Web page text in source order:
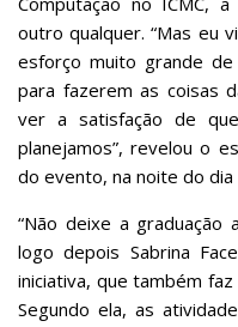
outro qualquer. “Mas eu
esforço muito grande
para fazerem as coisas
ver a satisfação de
planejamos”, revelou o
do evento, na noite do
“Não deixe a graduação
logo depois Sabrina
iniciativa, que também faz
Segundo ela, as